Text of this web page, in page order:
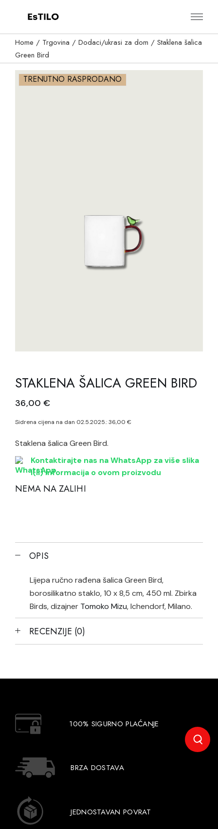
Home Trgovina Dodaci/ukrasi za dom
Staklena šalica
Green Bird
TRENUTNO RASPRODANO
STAKLENA ŠALICA GREEN BIRD
36,00 €
Sidrena cijena na dan 02.5.2025.:36,00€
Staklena šalica Green Bird.
Kontaktirajte nas na WhatsApp za više slika
i(li) informacija o ovom proizvodu
NEMA NA ZALIHI
OPIS
Lijepa ručno rađena šalica Green Bird,
borosilikatno staklo, 10 x 8,5 cm, 450 ml. Zbirka
Birds, dizajner Tomoko Mizu, Ichendorf, Milano.
RECENZIJE (0)
100% SIGURNO PLAĆANJE
BRZA DOSTAVA
JEDNOSTAVAN POVRAT